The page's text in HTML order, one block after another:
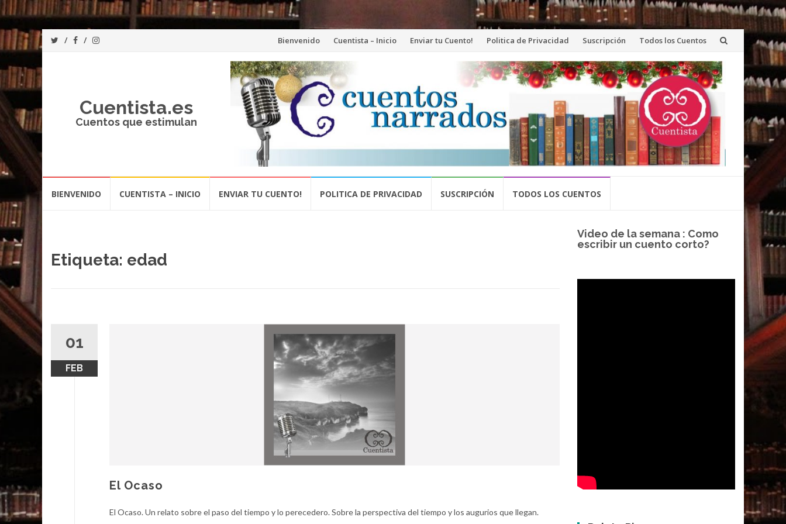
Saltar
al
contenido
Bienvenido Cuentista – Inicio Enviar tu Cuento! Politica de Privacidad Suscripción Todos los Cuentos
Cuentista.es
Cuentos que estimulan
BIENVENIDO CUENTISTA – INICIO ENVIAR TU CUENTO! POLITICA DE PRIVACIDAD SUSCRIPCIÓN TODOS LOS CUENTOS
Etiqueta: edad
01
FEB
El Ocaso
El Ocaso. Un relato sobre el paso del tiempo y lo perecedero. Sobre la perspectiva del tiempo y los augurios que llegan.
Video de la semana : Como
escribir un cuento corto?